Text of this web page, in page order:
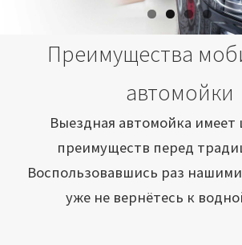
Как это
Преимущества
автомойки
Выездная автомойка имеет
преимуществ перед
Воспользовавшись раз
уже не вернётесь к